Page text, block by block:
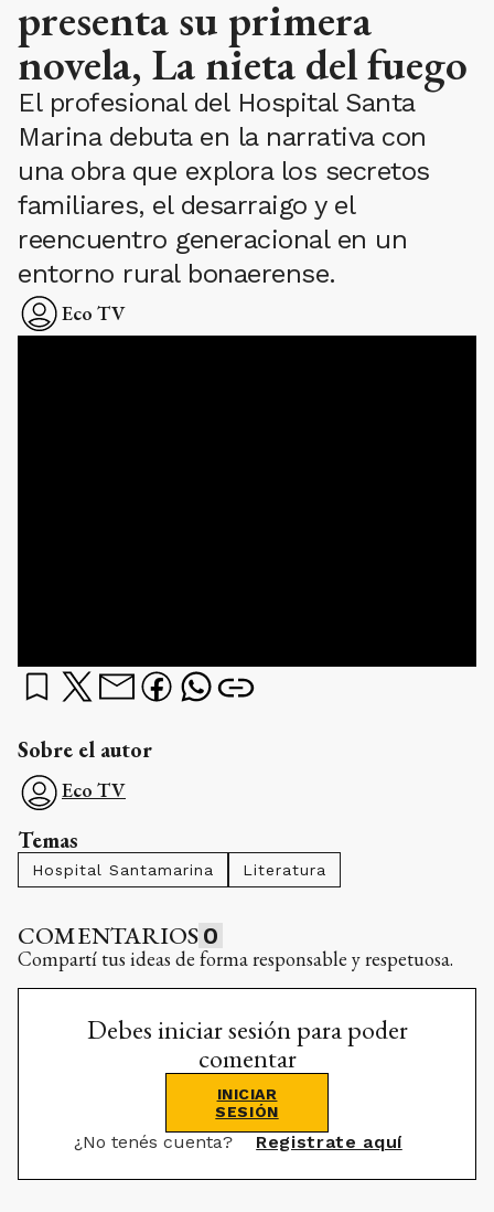
presenta su primera
novela, La nieta del fuego
El profesional del Hospital Santa
Marina debuta en la narrativa con
una obra que explora los secretos
familiares, el desarraigo y el
reencuentro generacional en un
entorno rural bonaerense.
Eco TV
Sobre el autor
Eco TV
Temas
Hospital Santamarina Literatura
COMENTARIOS 0
Compartí tus ideas de forma responsable y respetuosa.
Debes iniciar sesión para poder
comentar
INICIAR
SESIÓN
¿No tenés cuenta? Registrate aquí